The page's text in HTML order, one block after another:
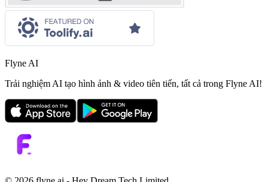
Flyne AI
Trải nghiệm AI tạo hình ảnh & video tiên tiến, tất cả trong Flyne AI!